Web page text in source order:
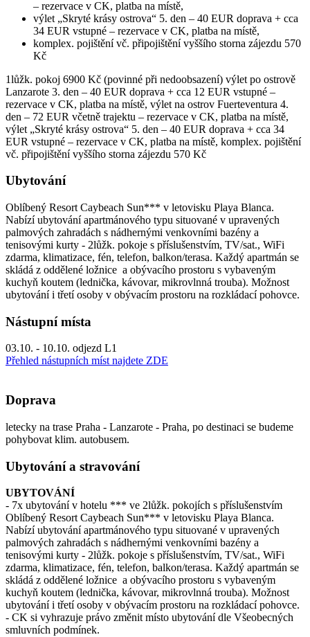
– rezervace v CK, platba na místě,
výlet „Skryté krásy ostrova“ 5. den – 40 EUR doprava + cca
34 EUR vstupné – rezervace v CK, platba na místě,
komplex. pojištění vč. připojištění vyššího storna zájezdu 570
Kč
1lůžk. pokoj 6900 Kč (povinné při nedoobsazení) výlet po ostrově
Lanzarote 3. den – 40 EUR doprava + cca 12 EUR vstupné –
rezervace v CK, platba na místě, výlet na ostrov Fuerteventura 4.
den – 72 EUR včetně trajektu – rezervace v CK, platba na místě,
výlet „Skryté krásy ostrova“ 5. den – 40 EUR doprava + cca 34
EUR vstupné – rezervace v CK, platba na místě, komplex. pojištění
vč. připojištění vyššího storna zájezdu 570 Kč
Ubytování
Oblíbený Resort Caybeach Sun*** v letovisku Playa Blanca.
Nabízí ubytování apartmánového typu situované v upravených
palmových zahradách s nádhernými venkovními bazény a
tenisovými kurty - 2lůžk. pokoje s příslušenstvím, TV/sat., WiFi
zdarma, klimatizace, fén, telefon, balkon/terasa. Každý apartmán se
skládá z oddělené ložnice a obývacího prostoru s vybaveným
kuchyň koutem (lednička, kávovar, mikrovlnná trouba). Možnost
ubytování i třetí osoby v obývacím prostoru na rozkládací pohovce.
Nástupní místa
03.10. - 10.10. odjezd L1
Přehled nástupních míst najdete ZDE
Doprava
letecky na trase Praha - Lanzarote - Praha, po destinaci se budeme
pohybovat klim. autobusem.
Ubytování a stravování
UBYTOVÁNÍ
- 7x ubytování v hotelu *** ve 2lůžk. pokojích s příslušenstvím
Oblíbený Resort Caybeach Sun*** v letovisku Playa Blanca.
Nabízí ubytování apartmánového typu situované v upravených
palmových zahradách s nádhernými venkovními bazény a
tenisovými kurty - 2lůžk. pokoje s příslušenstvím, TV/sat., WiFi
zdarma, klimatizace, fén, telefon, balkon/terasa. Každý apartmán se
skládá z oddělené ložnice a obývacího prostoru s vybaveným
kuchyň koutem (lednička, kávovar, mikrovlnná trouba). Možnost
ubytování i třetí osoby v obývacím prostoru na rozkládací pohovce.
- CK si vyhrazuje právo změnit místo ubytování dle Všeobecných
smluvních podmínek.